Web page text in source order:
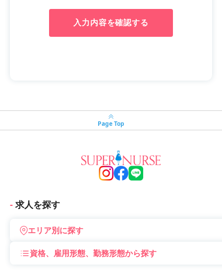
入力内容を確認する
Page Top
求人を探す
エリア別に探す
資格、雇用形態、勤務形態から探す